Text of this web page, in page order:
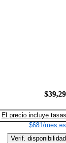
El precio incluye tasas
$681/mes
Verif. disponibilidad